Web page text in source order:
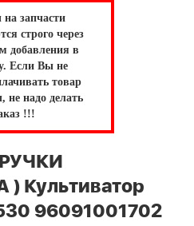
на запчасти
строго через
добавления в
Если Вы не
товар
не надо делать
!!!
Культиватор
96091001702